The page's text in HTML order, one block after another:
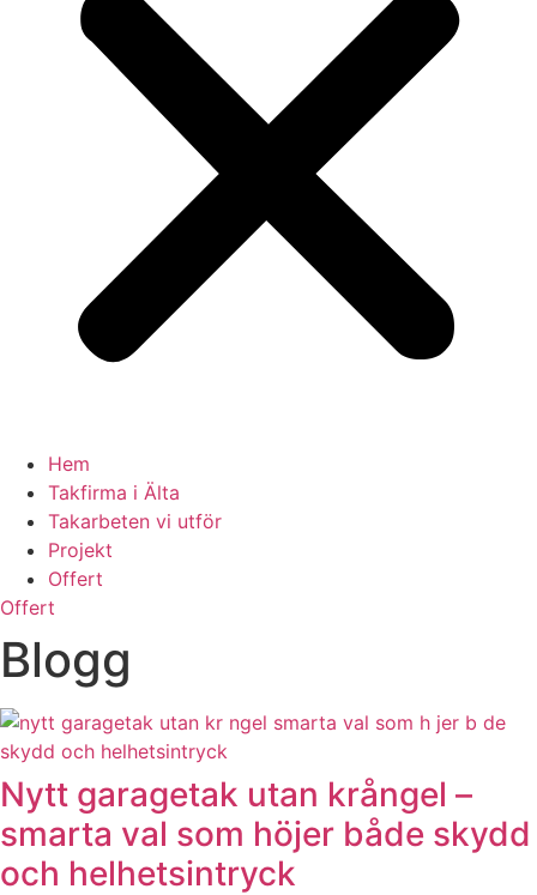
Hem
Takfirma i Älta
Takarbeten vi utför
Projekt
Offert
Offert
Blogg
Nytt garagetak utan krångel –
smarta val som höjer både skydd
och helhetsintryck